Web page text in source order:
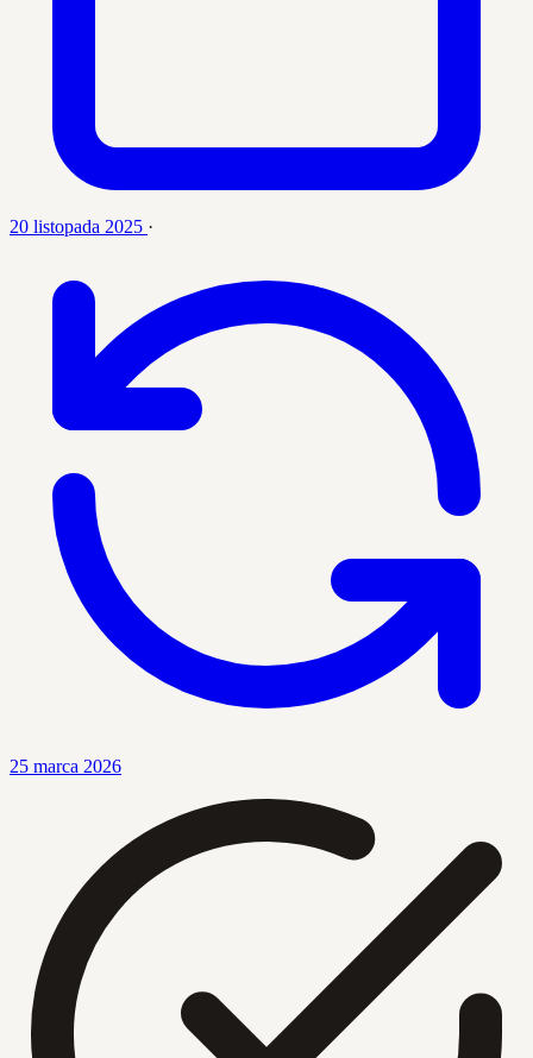
20 listopada 2025 ·
25 marca 2026